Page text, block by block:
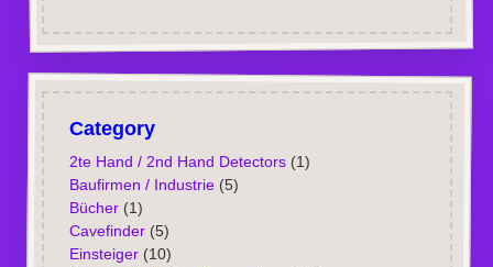
Category
2te Hand / 2nd Hand Detectors(1)
Baufirmen / Industrie(5)
Bücher(1)
Cavefinder(5)
Einsteiger(10)